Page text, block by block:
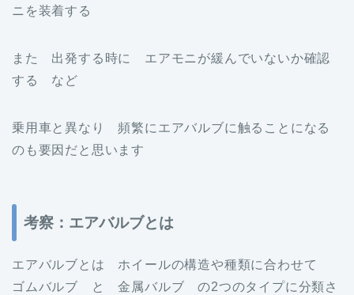
ニを装着する
また 出発する時に エアモニが緩んでいないか確認
する など
乗用車と異なり 頻繁にエアバルブに触ることになる
のも要因だと思います
考察：エアバルブとは
エアバルブとは ホイールの構造や種類に合わせて
ゴムバルブ と 金属バルブ の2つのタイプに分類さ